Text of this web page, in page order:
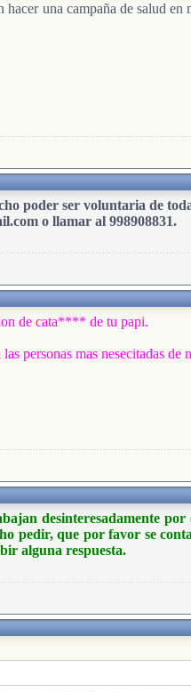
una campaña de salud
poder ser voluntaria de
o llamar al 998908831.
de cata**** de tu papi.
personas mas nesecitadas de
desinteresadamente
que por favor se
alguna respuesta.